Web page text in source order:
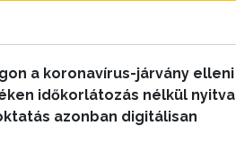
a koronavírus-járvány elleni
időkorlátozás nélkül nyitva
azonban digitálisan